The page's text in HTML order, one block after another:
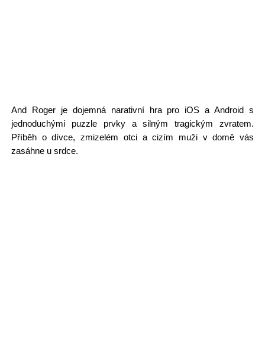
And Roger je dojemná narativní hra pro iOS a Android s
jednoduchými puzzle prvky a silným tragickým zvratem.
Příběh o dívce, zmizelém otci a cizím muži v domě vás
zasáhne u srdce.